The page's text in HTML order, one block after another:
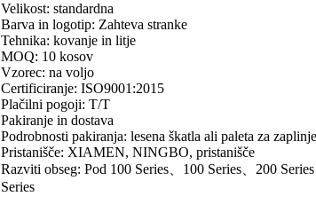
Velikost: standardna
Barva in logotip: Zahteva stranke
Tehnika: kovanje in litje
MOQ: 10 kosov
Vzorec: na voljo
Certificiranje: ISO9001:2015
Plačilni pogoji: T/T
Pakiranje in dostava
Podrobnosti pakiranja: lesena škatla ali paleta za
Pristanišče: XIAMEN, NINGBO, pristanišče
Razviti obseg: Pod 100 Series、100 Series、200
Series